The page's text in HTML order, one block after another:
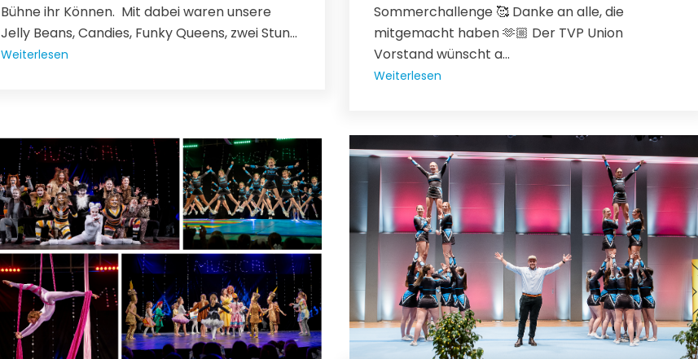
Bühne ihr Können. Mit dabei waren unsere
Jelly Beans, Candies, Funky Queens, zwei Stun...
Weiterlesen
Sommerchallenge 🥰 Danke an alle, die
mitgemacht haben 🫶🏼 Der TVP Union
Vorstand wünscht a...
Weiterlesen